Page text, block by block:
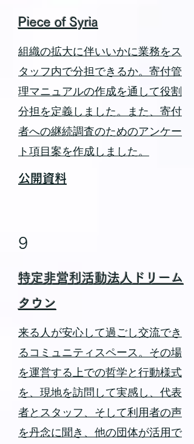
Piece of Syria
組織の拡大に伴いいかに業務をス
タッフ内で分担できるか。寄付管
理マニュアルの作成を通して役割
分担を定義しました。また、寄付
者への継続調査のためのアンケー
ト項目案を作成しました。
公開資料
9
特定非営利活動法人ドリーム
タウン
来る人が安心して過ごし交流でき
るコミュニティスペース。その場
を運営する上での哲学と行動様式
を、現地を訪問して実感し、代表
者とスタッフ、そして利用者の声
を丹念に聞き、他の団体が活用で